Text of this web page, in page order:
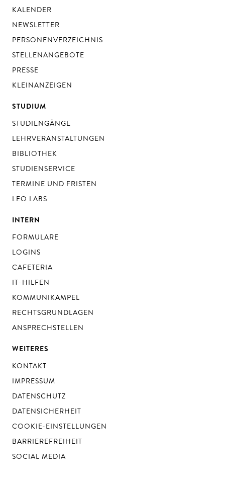
KALENDER
NEWSLETTER
PERSONENVERZEICHNIS
STELLENANGEBOTE
PRESSE
KLEINANZEIGEN
STUDIUM
STUDIENGÄNGE
LEHRVERANSTALTUNGEN
BIBLIOTHEK
STUDIENSERVICE
TERMINE UND FRISTEN
LEO LABS
INTERN
FORMULARE
LOGINS
CAFETERIA
IT-HILFEN
KOMMUNIKAMPEL
RECHTSGRUNDLAGEN
ANSPRECHSTELLEN
WEITERES
KONTAKT
IMPRESSUM
DATENSCHUTZ
DATENSICHERHEIT
COOKIE-EINSTELLUNGEN
BARRIEREFREIHEIT
SOCIAL MEDIA